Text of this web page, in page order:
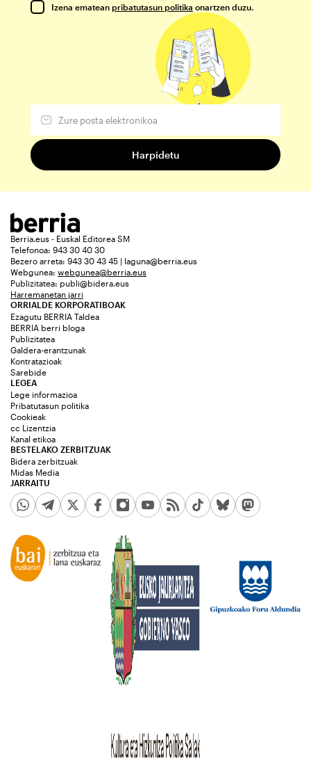
Izena ematean pribatutasun politika onartzen duzu.
Berria.eus - Euskal Editorea SM
Telefonoa: 943 30 40 30
Bezero arreta: 943 30 43 45 | laguna@berria.eus
Webgunea: webgunea@berria.eus
Publizitatea: publi@bidera.eus
Harremanetan jarri
ORRIALDE KORPORATIBOAK
Ezagutu BERRIA Taldea
BERRIA berri bloga
Publizitatea
Galdera-erantzunak
Kontratazioak
Sarebide
JARRAITU
LEGEA
Lege informazioa
Pribatutasun politika
Cookieak
cc Lizentzia
Kanal etikoa
BESTELAKO ZERBITZUAK
Bidera zerbitzuak
Midas Media